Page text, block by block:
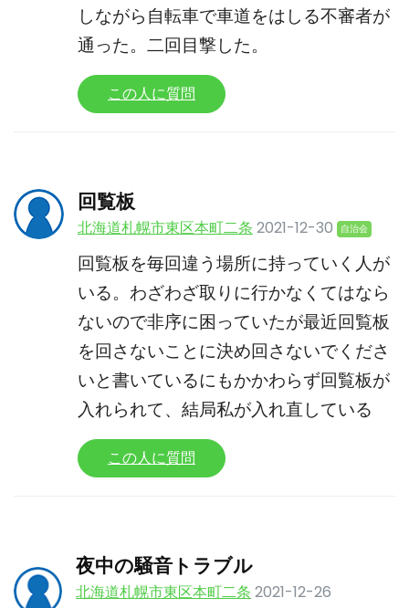
しながら自転車で車道をはしる不審者が
通った。二回目撃した。
この人に質問
回覧板
北海道札幌市東区本町二条 2021-12-30 自治会
回覧板を毎回違う場所に持っていく人が
いる。わざわざ取りに行かなくてはなら
ないので非序に困っていたが最近回覧板
を回さないことに決め回さないでくださ
いと書いているにもかかわらず回覧板が
入れられて、結局私が入れ直している
この人に質問
夜中の騒音トラブル
北海道札幌市東区本町二条 2021-12-26